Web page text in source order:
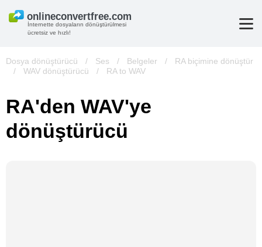
İnternette dosyaların dönüştürülmesi
ücretsiz ve hızlı!
Dosya dönüştürücü / Ses / Belgeler /
RA biçimine dönüştür
/
WAV dönüştürücü / RA to WAV
RA'den WAV'ye
dönüştürücü